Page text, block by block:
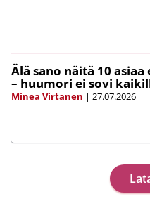
Älä sano näitä 10
– huumori ei sovi
Minea Virtanen | 27.07.2026